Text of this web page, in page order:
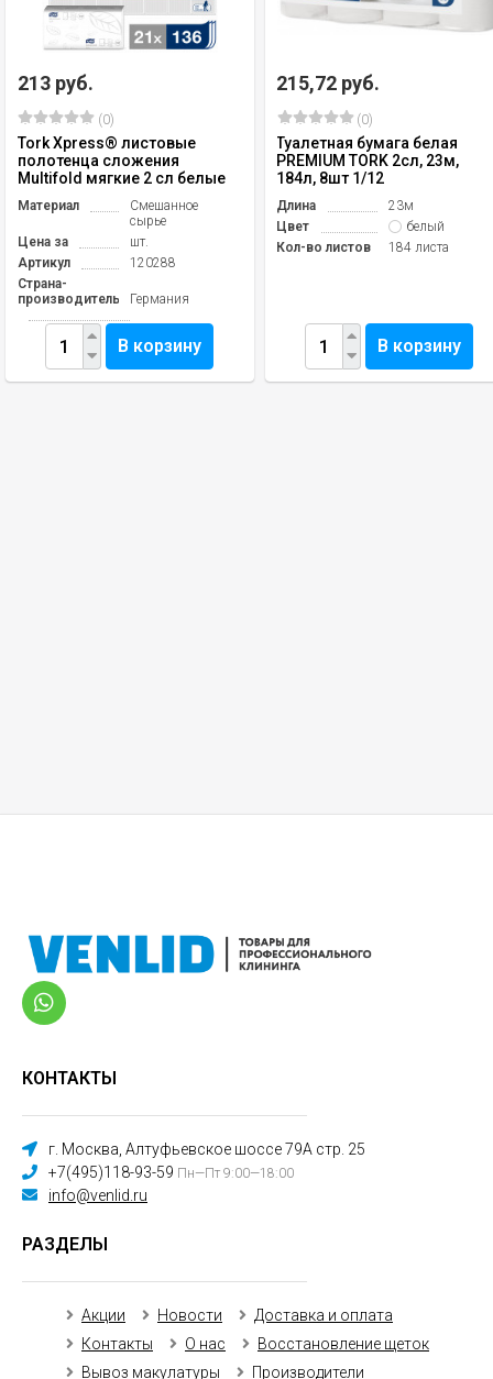
213 руб.
(0)
Tork Xpress® листовые
полотенца сложения
Multifold мягкие 2 сл белые
Материал
Смешанное
сырье
Цена за
шт.
Артикул
120288
Страна-
производитель
Германия
В корзину
215,72 руб.
(0)
Туалетная бумага белая
PREMIUM TORK 2сл, 23м,
184л, 8шт 1/12
Длина
23м
Цвет
белый
Кол-во листов
184 листа
В корзину
КОНТАКТЫ
г. Москва, Алтуфьевское шоссе 79А стр. 25
+7(495)118-93-59 Пн—Пт 9:00—18:00
info@venlid.ru
РАЗДЕЛЫ
Акции Новости
Доставка и оплата
Контакты
О нас
Восстановление щеток
Вывоз макулатуры
Производители